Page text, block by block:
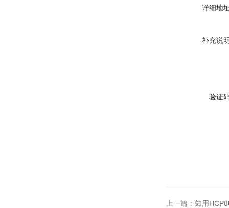
详细地
补充说
验证
上一篇： 知用